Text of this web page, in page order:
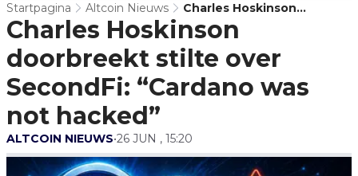
Startpagina Altcoin Nieuws
Charles Hoskinson
Doorbreekt Stilte Over
SecondFi: “Cardano Was
Not Hacked”
Charles Hoskinson
doorbreekt stilte over
SecondFi: “Cardano was
not hacked”
ALTCOIN NIEUWS•26 JUN , 15:20